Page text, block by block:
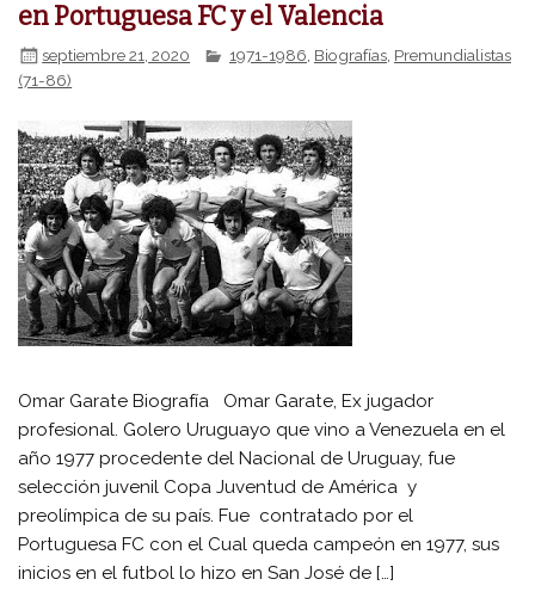
en Portuguesa FC y el Valencia
septiembre 21, 2020 1971-1986 Biografías Premundialistas
(71-86)
Omar Garate Biografía Omar Garate, Ex jugador
profesional. Golero Uruguayo que vino a Venezuela en el
año 1977 procedente del Nacional de Uruguay, fue
selección juvenil Copa Juventud de América y
preolímpica de su país. Fue contratado por el
Portuguesa FC con el Cual queda campeón en 1977, sus
inicios en el futbol lo hizo en San José de […]